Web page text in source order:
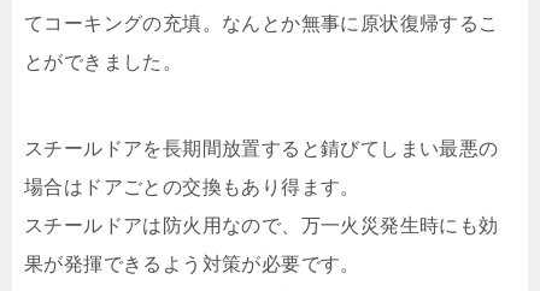
てコーキングの充填。なんとか無事に原状復帰するこ
とができました。
スチールドアを長期間放置すると錆びてしまい最悪の
場合はドアごとの交換もあり得ます。
スチールドアは防火用なので、万一火災発生時にも効
果が発揮できるよう対策が必要です。